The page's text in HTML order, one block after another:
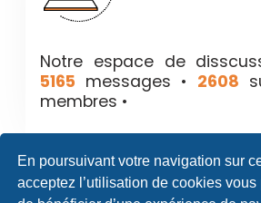
En poursuivant votre navigation sur
acceptez l’utilisation de cookies vous
Notre espace de
5165 messages • 2608
membres •